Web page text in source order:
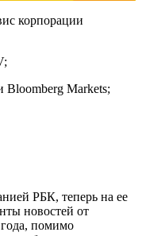
корпорации
Markets;
РБК, теперь на ее
новостей от
помимо